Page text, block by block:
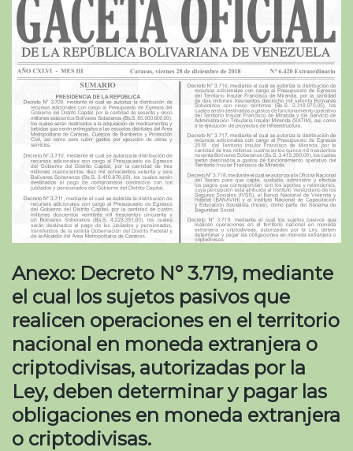
Anexo: Decreto N° 3.719, mediante
el cual los sujetos pasivos que
realicen operaciones en el territorio
nacional en moneda extranjera o
criptodivisas, autorizadas por la
Ley, deben determinar y pagar las
obligaciones en moneda extranjera
o criptodivisas.